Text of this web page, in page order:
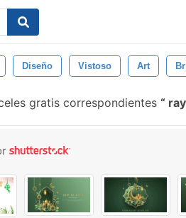
Diseño Vistoso Art
gratis correspondientes